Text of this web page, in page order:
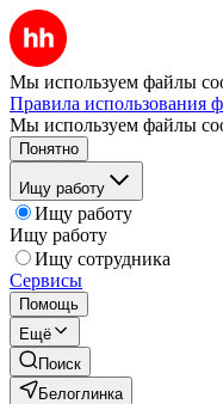
Мы используем файлы
Правила использования
Мы используем файлы
Понятно
Ищу работу
Ищу работу
Ищу работу
Ищу сотрудника
Сервисы
Помощь
Ещё
Поиск
Белоглинка